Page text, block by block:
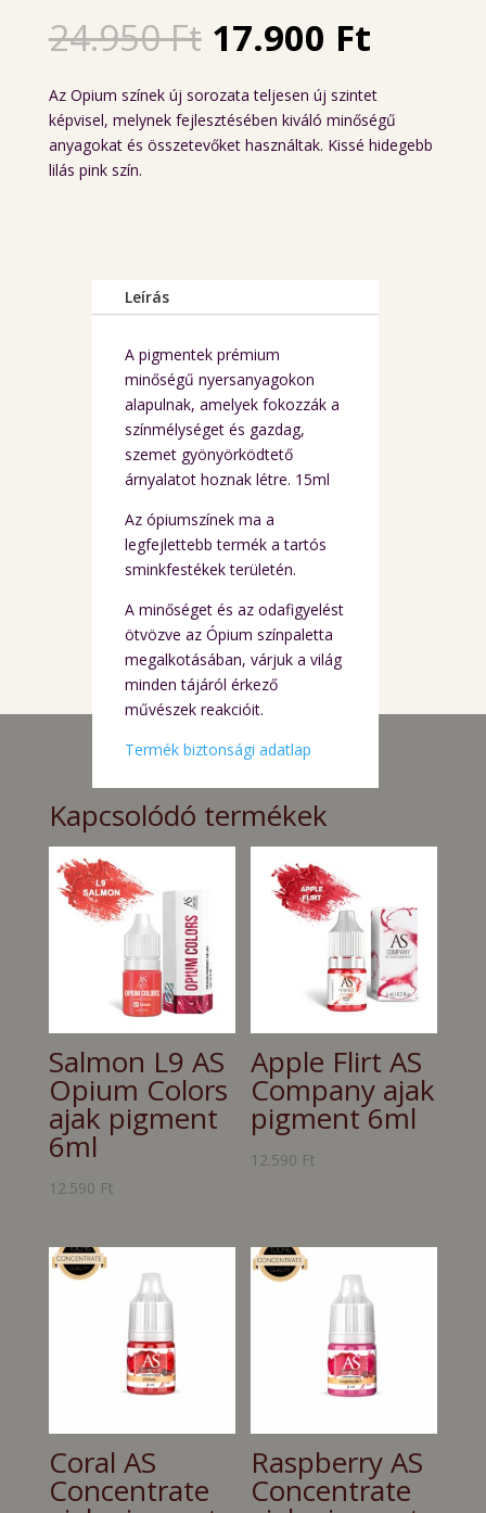
24.950Ft Original
price
was:
24.950 Ft.
17.900 Ftprice
is:
Az Opium színek új sorozata teljesen új szintet
képvisel, melynek fejlesztésében kiváló minőségű
anyagokat és összetevőket használtak. Kissé hidegebb
lilás pink szín.
Leírás
A pigmentek prémium
minőségű nyersanyagokon
alapulnak, amelyek fokozzák a
színmélységet és gazdag,
szemet gyönyörködtető
árnyalatot hoznak létre. 15ml
Az ópiumszínek ma a
legfejlettebb termék a tartós
sminkfestékek területén.
A minőséget és az odafigyelést
ötvözve az Ópium színpaletta
megalkotásában, várjuk a világ
minden tájáról érkező
művészek reakcióit.
Termék biztonsági adatlap
Kapcsolódó termékek
Salmon L9 AS
Opium Colors
ajak pigment
6ml
12.590 Ft
Apple Flirt AS
Company ajak
pigment 6ml
12.590 Ft
Coral AS
Concentrate
Raspberry AS
Concentrate